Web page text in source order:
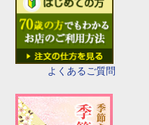
よくあるご質問